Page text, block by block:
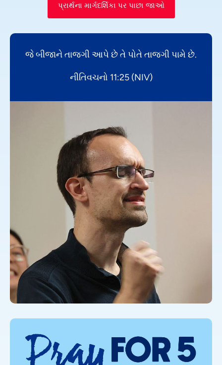
પ્રાર્થના માર્ગદર્શિકા પર પાછા જાઓ
જે બીજાને તાજગી આપે છે તે પોતે તાજગી પામે છે.
નીતિવચનો 11:25 (NIV)